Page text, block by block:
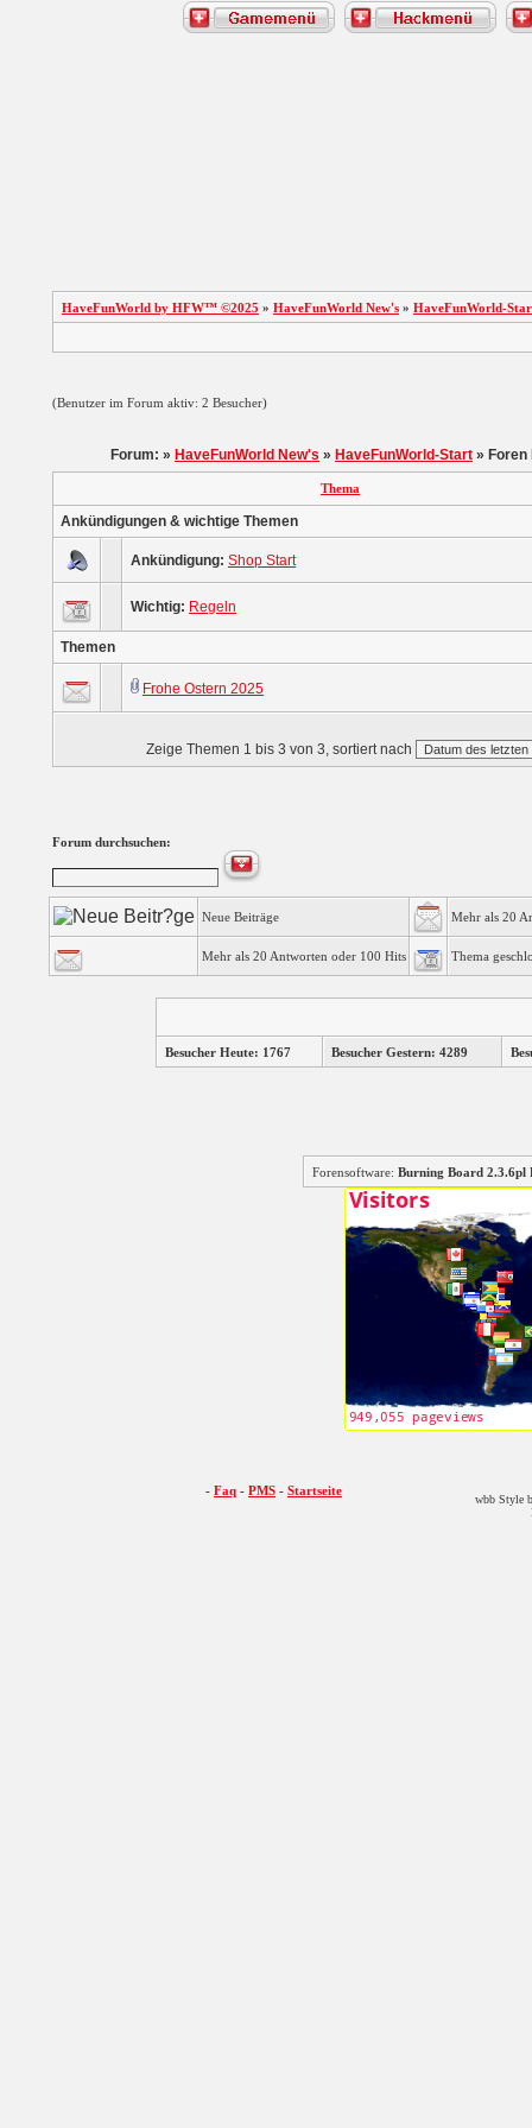
HaveFunWorld by HFW™ ©2025 » HaveFunWorld New's » HaveFunWorld-
(Benutzer im Forum aktiv: 2 Besucher)
Forum: » HaveFunWorld New's » HaveFunWorld-Start » Foren
Thema
Ankündigungen & wichtige Themen
Ankündigung: Shop Start
Wichtig: Regeln
Themen
Frohe Ostern 2025
Zeige Themen 1 bis 3 von 3, sortiert nach
Forum durchsuchen:
Neue Beiträge Mehr als 20
Mehr als 20 Antworten oder 100 Hits Thema
Besucher Heute: 1767 Besucher Gestern: 4289
Forensoftware: Burning Board
- Faq - PMS - Startseite
wbb Style